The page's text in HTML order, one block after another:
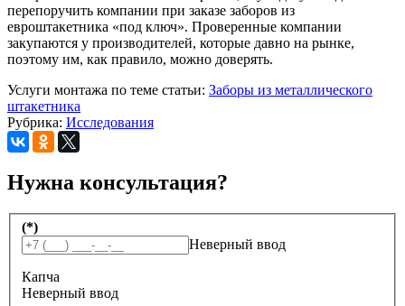
перепоручить компании при заказе заборов из
евроштакетника «под ключ». Проверенные компании
закупаются у производителей, которые давно на рынке,
поэтому им, как правило, можно доверять.
Услуги монтажа по теме статьи: Заборы из металлического
штакетника
Рубрика: Исследования
Нужна консультация?
(*)
Неверный ввод
Капча
Неверный ввод